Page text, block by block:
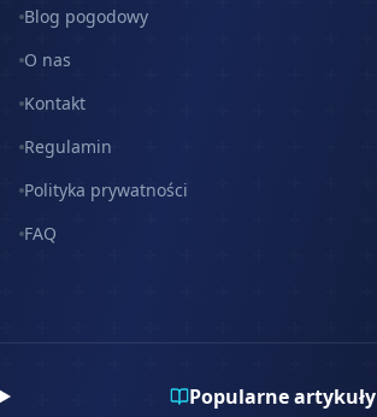
Blog pogodowy
O nas
Kontakt
Regulamin
Polityka prywatności
FAQ
Popularne artykuły